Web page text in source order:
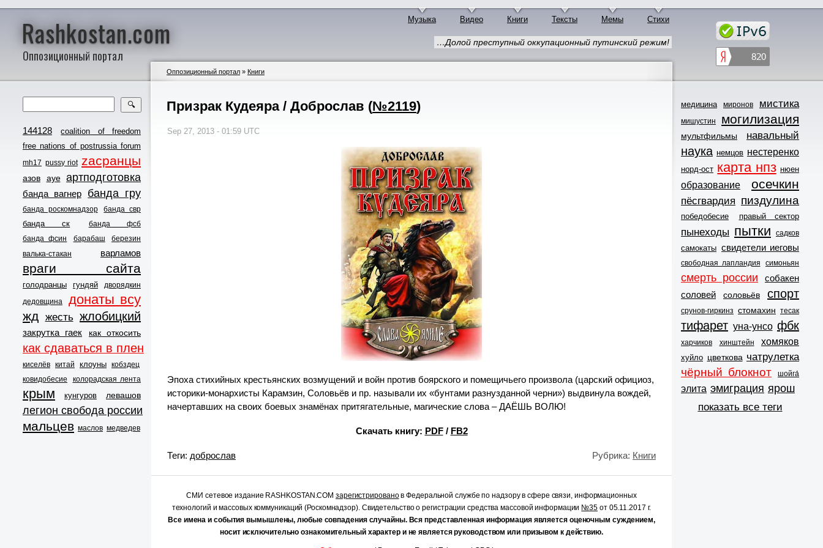
Rashkostan.com
Оппозиционный портал
Музыка Видео Книги Тексты Мемы Стихи
🔍
144128
coalition of freedom
free nations of postrussia forum
mh17 pussy riot zасранцы
азов ауе артподготовка
банда вагнер банда гру
банда роскомнадзор банда свр
банда ск
банда фсб
банда фсин
барабаш
березин
валька-стакан
варламов
враги сайта
голодранцы гундяй
дворядкин
дедовщина
донаты всу
жд жесть жлобицкий
закрутка гаек как откосить
как сдаваться в плен
киселёв китай клоуны кобздец
ковидобесие
колорадская лента
крым кунгуров левашов
легион свобода россии
мальцев маслов медведев
…Долой преступный оккупационный путинский режим!
Оппозиционный портал » Книги
Призрак Кудеяра / Доброслав (№2119)
Sep 27, 2013 - 01:59 UTC
Эпоха стихийных крестьянских возмущений и войн против боярского и помещичьего произвола (царский официоз,
историки-монархисты Карамзин, Соловьёв и пр. называли их «бунтами разнузданной черни») выдвинула вождей,
начертавших на своих боевых знамёнах притягательные, магические слова – ДАЁШЬ ВОЛЮ!
Скачать книгу: PDF/ FB2
Теги: доброслав Рубрика: Книги
СМИ сетевое издание RASHKOSTAN.COMзарегистрированов Федеральной службе по надзору в сфере связи, информационных
технологий и массовых коммуникаций (Роскомнадзор). Свидетельство о регистрации средства массовой информации №35от 05.11.2017 г.
Все имена и события вымышлены, любые совпадения случайны. Вся представленная информация является оценочным суждением,
носит исключительно ознакомительный характер и не является руководством или призывом к действию.
медицина миронов мистика
мишустин могилизация
мультфильмы навальный
наука немцов нестеренко
норд-ост карта нпз нюен
образование осечкин
пёсгвардия пиздулина
победобесие правый сектор
пынеходы пытки садков
самокаты свидетели иеговы
свободная лапландия симоньян
смерть россии
собакен
соловей
соловьёв спорт
срунов-гиркинз стомахин тесак
тифарет уна-унсо фбк
харчиков хинштейн хомяков
хуйло цветкова чатрулетка
чёрный блокнот шойга́
элита эмиграция ярош
показать все теги